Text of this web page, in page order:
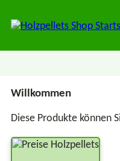
Willkommen
Diese Produkte können